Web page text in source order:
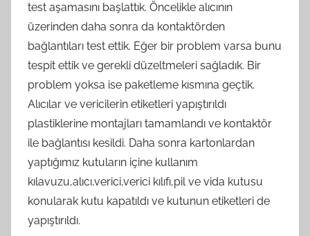
test aşamasını başlattık. Öncelikle alıcının
üzerinden daha sonra da kontaktörden
bağlantıları test ettik. Eğer bir problem varsa bunu
tespit ettik ve gerekli düzeltmeleri sağladık. Bir
problem yoksa ise paketleme kısmına geçtik.
Alıcılar ve vericilerin etiketleri yapıştırıldı
plastiklerine montajları tamamlandı ve kontaktör
ile bağlantısı kesildi. Daha sonra kartonlardan
yaptığımız kutuların içine kullanım
kılavuzu,alıcı,verici,verici kılıfı,pil ve vida kutusu
konularak kutu kapatıldı ve kutunun etiketleri de
yapıştırıldı.